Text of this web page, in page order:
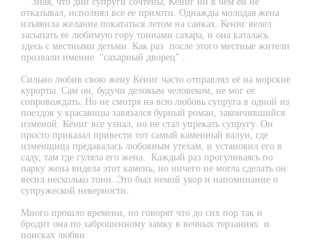
ПОЛЕЗНОЕ
контакты
BORACAY
отказывал, исполнял все ее прихоти. Однажды молодая жена
изъявила желание покататься летом на санках. Кениг велел
засыпать ее любимую гору тоннами сахара, и она каталась
здесь с местными детьми. Как раз после этого местные жители
прозвали имение "сахарный дворец" .
Сильно любив свою жену Кёниг часто отправлял её на морские
курорты. Сам он, будучи деловым человеком, не мог ее
сопровождать. Но не смотря на всю любовь супруга в одной из
поездок у красавицы завязался бурный роман, закончившийся
изменой. Кёниг все узнал, но не стал упрекать супругу. Он
просто приказал привести тот самый каменный валун, где
изменщица предавалась любовным утехам, и установил его в
саду, там где гуляла его жена.
Каждый раз прогуливаясь по
парку жена видела этот камень, но ничего не могла сделать он
весил несколько тонн. Это был немой укор и напоминание о
супружеской неверности.
Много прошло времени, но говорят что до сих пор так и
бродит она по заброшенному замку в вечных терзаниях и
поисках любви.